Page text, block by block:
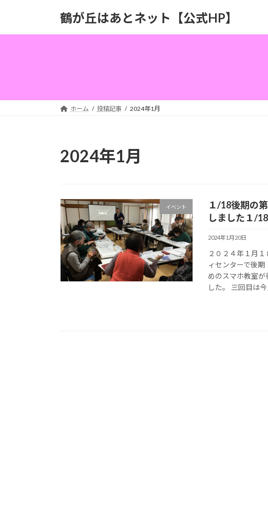
鶴が丘はあとネット【公式HP】
ホーム 投稿記事 2024年1月
2024年1月
イベント
１/18後期の
しました１/18
2024年1月20日
２０２４年１月
ィセンターで後
めのスマホ教室が
した。 三回目は